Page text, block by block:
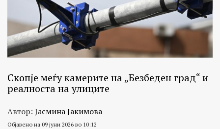
Скопје меѓу камерите на „Безбеден град“ и
реалноста на улиците
Автор: Јасмина Јакимова
Објавено на 09 јуни 2026 во 10:12